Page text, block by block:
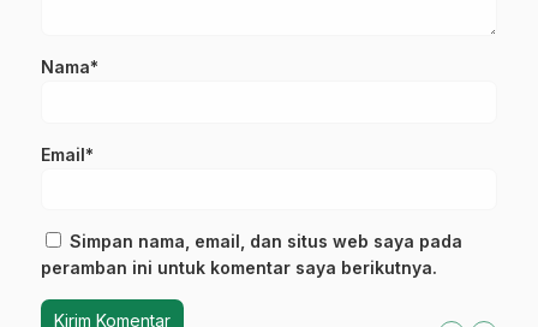
Nama*
Email*
Simpan nama, email, dan situs web saya pada
peramban ini untuk komentar saya berikutnya.